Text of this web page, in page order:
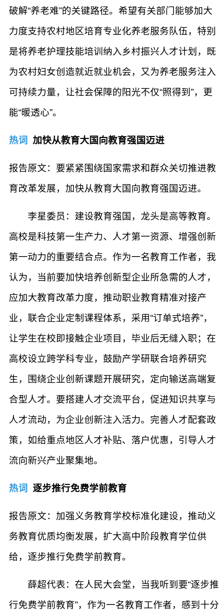
破解“养老难”的关键路径。希望有关部门能够加大
力度支持农村地区培育专业化养老服务队伍，特别
是将养老护理技能培训纳入乡村振兴人才计划，既
为农村妇女创造就近就业机会，又为养老服务注入
可持续力量，让社会保障的阳光不仅“照得到”，更
能“暖透心”。
热词 加快从教育大国向教育强国迈进
报告原文：要紧紧围绕国家需求和群众关切推进教
育改革发展，加快从教育大国向教育强国迈进。
李星委员：建设教育强国，龙头是高等教育。
高校是科技第一生产力、人才第一资源、增强创新
第一动力的重要结合点。作为一名教育工作者，我
认为，当前要加快培养创新型企业所急需的人才，
应加大教育改革力度，推动职业教育精准对接产
业，联合企业定制课程体系，采用“订单式培养”，
让学生在校即接触企业项目，毕业后无缝入职；在
高校设立跨学科专业，鼓励产学研联合培养研究
生，围绕企业创新课题开展研究，定向输送高端复
合型人才。要搭建人才交流平台，促进知识共享与
人才流动，为企业创新注入活力。完善人才配套政
策，如给重点地区人才补贴、落户优惠，引导人才
流向新兴产业聚集地。
热词 逐步推行免费学前教育
报告原文：加强义务教育学校标准化建设，推动义
务教育优质均衡发展，扩大高中阶段教育学位供
给，逐步推行免费学前教育。
薛超代表：在人民大会堂，当我听到要“逐步推
行免费学前教育”，作为一名教育工作者，感到十分